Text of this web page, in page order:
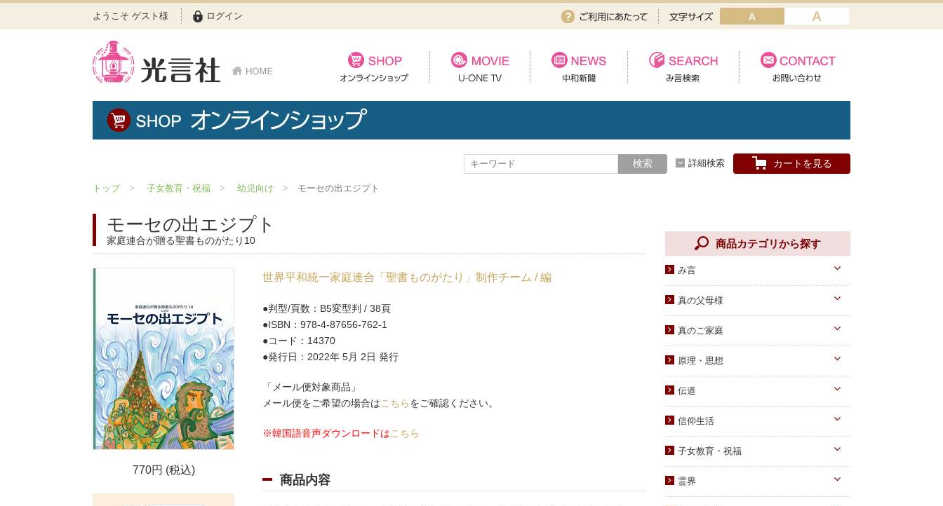
ようこそ ゲスト様 ログイン
検索 詳細検索 カートを見る
トップ 子女教育・祝福 幼児向け モーセの出エジプト
モーセの出エジプト
家庭連合が贈る聖書ものがたり10
770円 (税込)
世界平和統一家庭連合「聖書ものがたり」制作チーム / 編
判型/頁数：B5変型判 / 38頁
ISBN：978-4-87656-762-1
コード：14370
発行日：2022年 5月 2日 発行
「メール便対象商品」
メール便をご希望の場合はこちらをご確認ください。
※韓国語音声ダウンロードはこちら
商品内容
商品カテゴリから探す
み言
八大教材・教本関連
摂理のみ言
信仰のみ言
信仰入門
祈祷文集
宣布・講演
真の父母様
真のお母様
生涯路程
自叙伝関連
真のご家庭
原理・思想
統一思想
勝共理論
伝道
原理講義
統一運動
ブックレット
信仰生活
学習教材
祝福・伝統
子女教育・祝福
小学生向け
霊界